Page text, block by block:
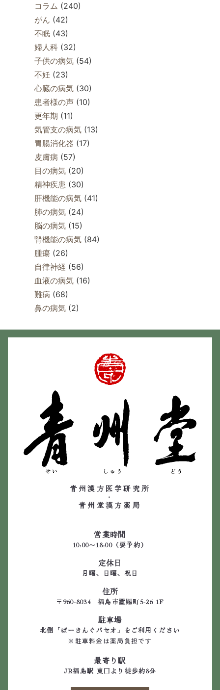
コラム (240)
がん (42)
不眠 (43)
婦人科 (32)
子供の病気 (54)
不妊 (23)
心臓の病気 (30)
患者様の声 (10)
更年期 (11)
気管支の病気 (13)
胃腸消化器 (17)
皮膚病 (57)
目の病気 (20)
精神疾患 (30)
肝機能の病気 (41)
肺の病気 (24)
脳の病気 (15)
腎機能の病気 (84)
腫瘍 (26)
自律神経 (56)
血液の病気 (16)
難病 (68)
鼻の病気 (2)
青州漢方医学研究所
・
青州堂漢方薬局
営業時間
10:00～18:00（要予約）
定休日
月曜、日曜、祝日
住所
〒960-8034 福島市置賜町5-26 1F
駐車場
北側「ぱーきんぐパセオ」をご利用ください
※駐車料金は薬局負担です
最寄り駅
JR福島駅 東口より徒歩約8分